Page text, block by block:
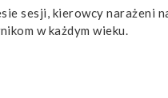
sesji, kierowcy narażeni
w każdym wieku.